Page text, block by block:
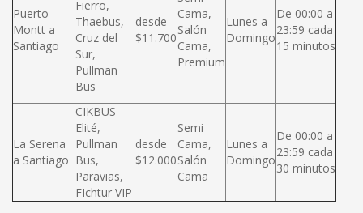
Puerto
Montt a
Santiago
Fierro,
Thaebus,
Cruz del
Sur,
Pullman
Bus
desde
$11.700
Cama,
Salón
Cama,
Premium
Lunes a
Domingo
De 00:00 a
23:59 cada
15 minutos
La Serena
a Santiago
CIKBUS
Elité,
Pullman
Bus,
Paravias,
FIchtur VIP
desde
$12.000
Semi
Cama,
Salón
Cama
Lunes a
Domingo
De 00:00 a
23:59 cada
30 minutos